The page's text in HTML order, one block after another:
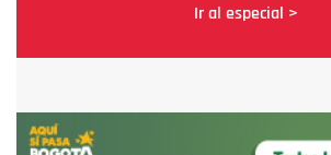
Ir al especial >